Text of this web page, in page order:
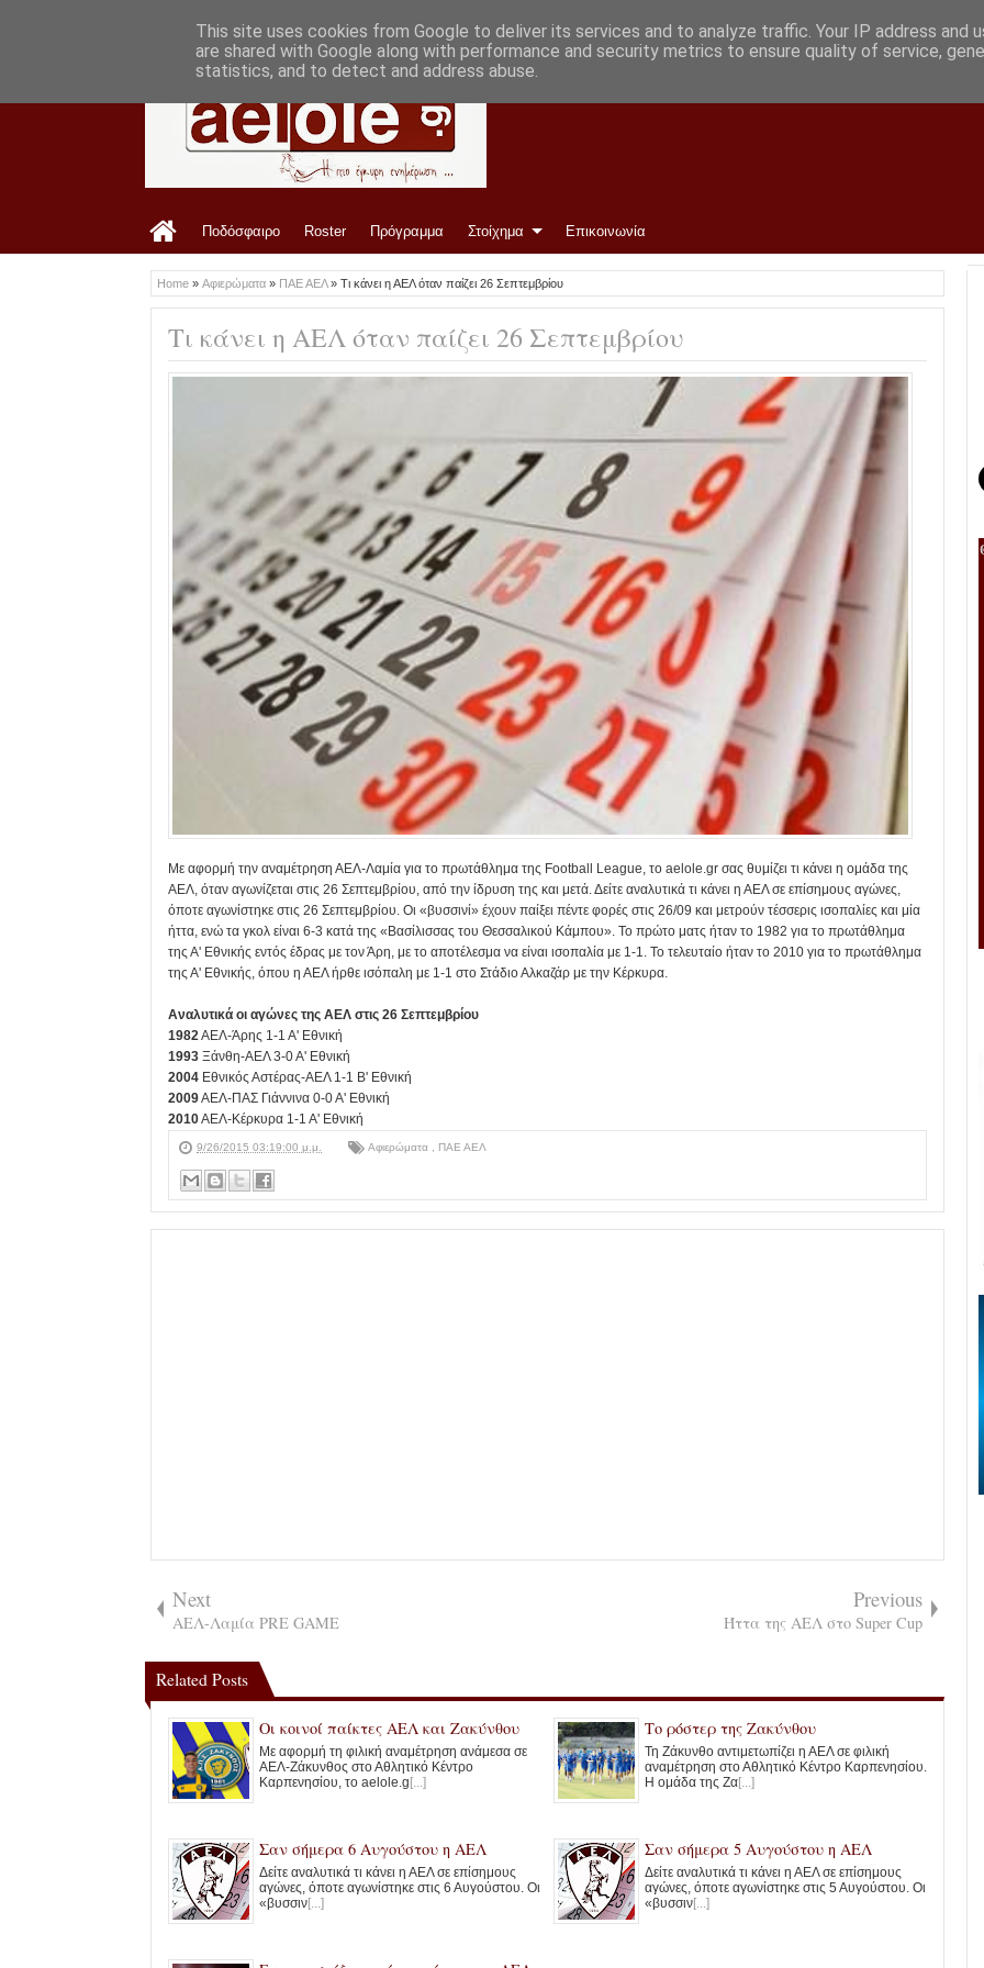
Ποδόσφαιρο Roster Πρόγραμμα Στοίχημα Επικοινωνία
Home » Αφιερώματα » ΠΑΕ ΑΕΛ» Τι κάνει η ΑΕΛ όταν παίζει 26 Σεπτεμβρίου
Τι κάνει η ΑΕΛ όταν παίζει 26 Σεπτεμβρίου
Με αφορμή την αναμέτρηση ΑΕΛ-Λαμία για το πρωτάθλημα της Football League, το aelole.gr σας θυμίζει τι κάνει η ομάδα της
ΑΕΛ, όταν αγωνίζεται στις 26 Σεπτεμβρίου, από την ίδρυση της και μετά. Δείτε αναλυτικά τι κάνει η ΑΕΛ σε επίσημους αγώνες,
όποτε αγωνίστηκε στις 26 Σεπτεμβρίου. Οι «βυσσινί» έχουν παίξει πέντε φορές στις 26/09 και μετρούν τέσσερις ισοπαλίες και μία
ήττα, ενώ τα γκολ είναι 6-3 κατά της «Βασίλισσας του Θεσσαλικού Κάμπου». Το πρώτο ματς ήταν το 1982 για το πρωτάθλημα
της Α' Εθνικής εντός έδρας με τον Άρη, με το αποτέλεσμα να είναι ισοπαλία με 1-1. Το τελευταίο ήταν το 2010 για το πρωτάθλημα
της Α' Εθνικής, όπου η ΑΕΛ ήρθε ισόπαλη με 1-1 στο Στάδιο Αλκαζάρ με την Κέρκυρα.
Αναλυτικά οι αγώνες της ΑΕΛ στις 26 Σεπτεμβρίου
1982 ΑΕΛ-Άρης 1-1 Α' Εθνική
1993 Ξάνθη-ΑΕΛ 3-0 Α' Εθνική
2004 Εθνικός Αστέρας-ΑΕΛ 1-1 Β' Εθνική
2009ΑΕΛ-ΠΑΣ Γιάννινα 0-0 Α' Εθνική
2010ΑΕΛ-Κέρκυρα 1-1 Α' Εθνική
9/26/2015 03:19:00 μ.μ. Αφιερώματα ΠΑΕ ΑΕΛ
Next
ΑΕΛ-Λαμία PRE GAME
Previous
Related Posts
Οι κοινοί παίκτες ΑΕΛ και Ζακύνθου
Με αφορμή τη φιλική αναμέτρηση ανάμεσα σε
ΑΕΛ-Ζάκυνθος στο Αθλητικό Κέντρο
Καρπενησίου, το aelole.g[...]
Το ρόστερ της Ζακύνθου
Τη Ζάκυνθο αντιμετωπίζει η ΑΕΛ σε φιλική
αναμέτρηση στο Αθλητικό Κέντρο Καρπενησίου.
Η ομάδα της Ζα[...]
Σαν σήμερα 6 Αυγούστου η ΑΕΛ
Δείτε αναλυτικά τι κάνει η ΑΕΛ σε επίσημους
αγώνες, όποτε αγωνίστηκε στις 6 Αυγούστου. Οι
«βυσσιν[...]
Σαν σήμερα 5 Αυγούστου η ΑΕΛ
Δείτε αναλυτικά τι κάνει η ΑΕΛ σε επίσημους
αγώνες, όποτε αγωνίστηκε στις 5 Αυγούστου. Οι
«βυσσιν[...]
This site uses cookies from Google to deliver its services and to analyze traffic. Your IP address and
are shared with Google along with performance and security metrics to ensure quality of service,
statistics, and to detect and address abuse.